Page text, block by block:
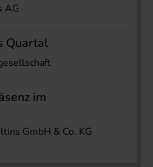
AG
Quartal
im
GmbH & Co. KG